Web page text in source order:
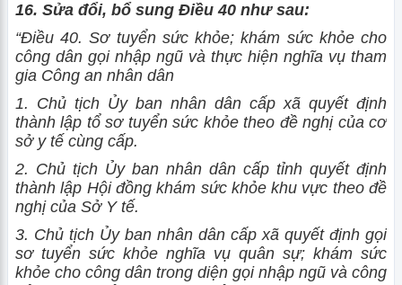
16. Sửa đổi, bổ sung Điều 40 như sau:
“Điều 40. Sơ tuyển sức khỏe; khám sức khỏe cho
công dân gọi nhập ngũ và thực hiện nghĩa vụ tham
gia Công an nhân dân
1. Chủ tịch Ủy ban nhân dân cấp xã quyết định
thành lập tổ sơ tuyển sức khỏe theo đề nghị của cơ
sở y tế cùng cấp.
2. Chủ tịch Ủy ban nhân dân cấp tỉnh quyết định
thành lập Hội đồng khám sức khỏe khu vực theo đề
nghị của Sở Y tế.
3. Chủ tịch Ủy ban nhân dân cấp xã quyết định gọi
sơ tuyển sức khỏe nghĩa vụ quân sự; khám sức
khỏe cho công dân trong diện gọi nhập ngũ và công